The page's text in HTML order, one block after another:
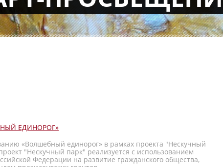
ЕДИНОРОГ»
«Волшебный единорог» в рамках проекта "Нескучный
"Нескучный парк" реализуется с использованием
Федерации на развитие гражданского общества,